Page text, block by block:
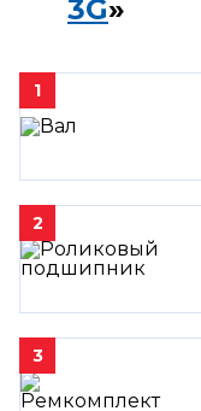
3G»
1
2
3